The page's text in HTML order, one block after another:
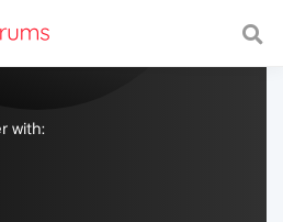
with a fast and
with: